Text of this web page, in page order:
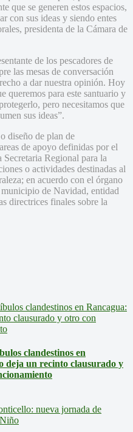
que se generen estos espacios,
con sus ideas y siendo entes
presidenta de la Cámara de
de los pescadores de
las mesas de conversación
a dar nuestra opinión. Hoy
queremos para este santuario y
pero necesitamos que
sus ideas”.
diseño de plan de
de apoyo definidas por el
Regional para la
o actividades destinadas al
en acuerdo con el órgano
de Navidad, entidad
directrices finales sobre la
clandestinos en
deja un recinto clausurado y